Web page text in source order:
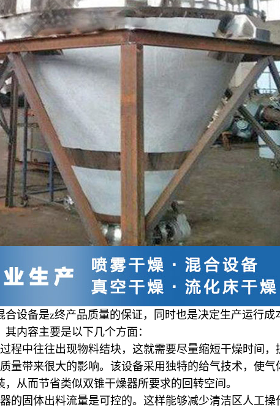
合设备是z终产品质量的保证，同时也是决定生产运行成
内容主要是以下几个方面：
中往往出现物料结块，这就需要尽量缩短干燥时间，
量带来很大的影响。该设备采用独特的给气技术，使气
从而节省类似双锥干燥器所要求的回转空间。
的固体出料流量是可控的。这样能够减少清洁区人工